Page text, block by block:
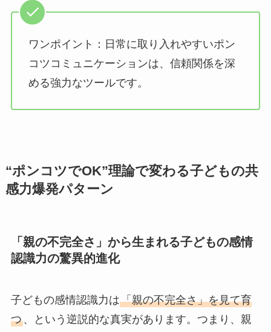
ワンポイント：日常に取り入れやすいポン
コツコミュニケーションは、信頼関係を深
める強力なツールです。
“ポンコツでOK”理論で変わる子どもの共
感力爆発パターン
「親の不完全さ」から生まれる子どもの感情
認識力の驚異的進化
子どもの感情認識力は「親の不完全さ」を見て育
つ、という逆説的な真実があります。つまり、親